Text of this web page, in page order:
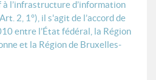
l’infrastructure d’information
2, 1°), il s'agit de l’accord de
entre l’État fédéral, la Région
et la Région de Bruxelles-